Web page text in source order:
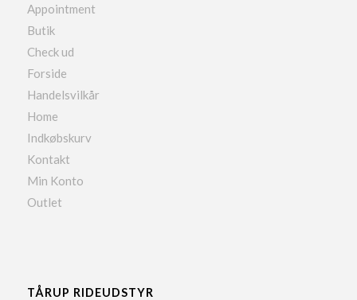
Appointment
Butik
Check ud
Forside
Handelsvilkår
Home
Indkøbskurv
Kontakt
Min Konto
Outlet
TÅRUP RIDEUDSTYR